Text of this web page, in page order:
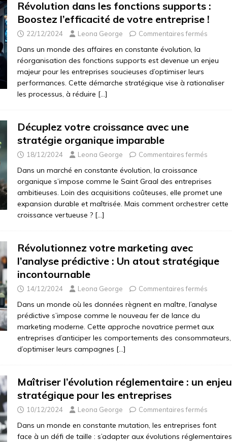
Révolution dans les fonctions supports :
Boostez l’efficacité de votre entreprise !
22/12/2024 Leona George Commentaires fermés
Dans un monde des affaires en constante évolution, la
réorganisation des fonctions supports est devenue un enjeu
majeur pour les entreprises soucieuses d’optimiser leurs
performances. Cette démarche stratégique vise à rationaliser
les processus, à réduire […]
Décuplez votre croissance avec une
stratégie organique imparable
18/12/2024 Leona George Commentaires fermés
Dans un marché en constante évolution, la croissance
organique s’impose comme le Saint Graal des entreprises
ambitieuses. Loin des acquisitions coûteuses, elle promet une
expansion durable et maîtrisée. Mais comment orchestrer cette
croissance vertueuse ? […]
Révolutionnez votre marketing avec
l’analyse prédictive : Un atout stratégique
incontournable
14/12/2024 Leona George Commentaires fermés
Dans un monde où les données règnent en maître, l’analyse
prédictive s’impose comme le nouveau fer de lance du
marketing moderne. Cette approche novatrice permet aux
entreprises d’anticiper les comportements des consommateurs,
d’optimiser leurs campagnes […]
Maîtriser l’évolution réglementaire : un enjeu
stratégique pour les entreprises
10/12/2024 Leona George Commentaires fermés
Dans un monde en constante mutation, les entreprises font
face à un défi de taille : s’adapter aux évolutions réglementaires